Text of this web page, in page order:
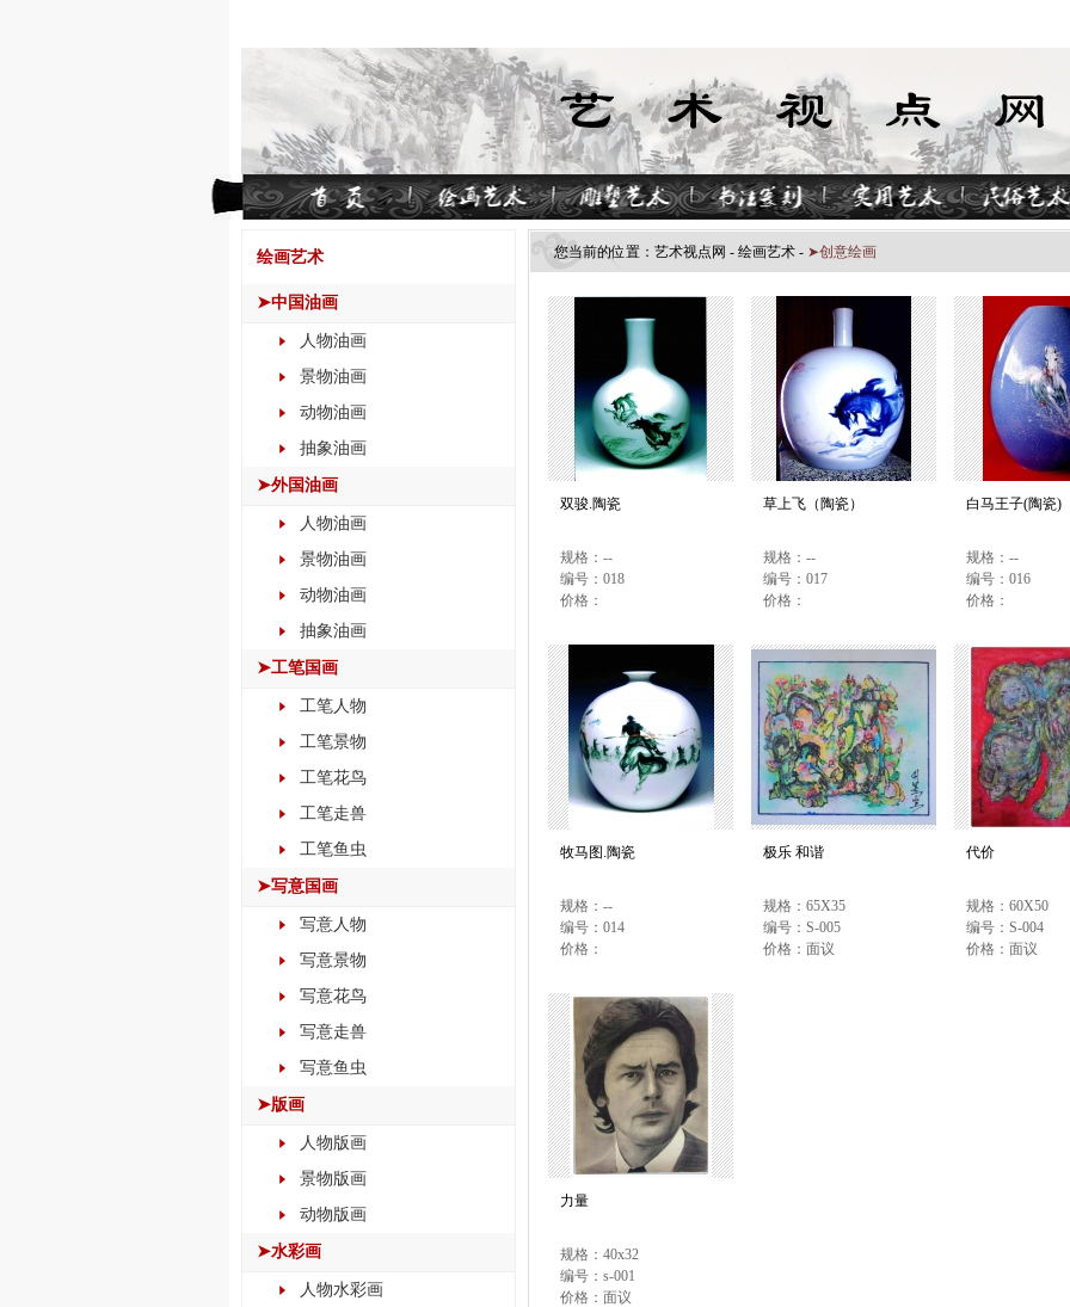
绘画艺术
➤中国油画
人物油画
景物油画
动物油画
抽象油画
➤外国油画
人物油画
景物油画
动物油画
抽象油画
➤工笔国画
工笔人物
工笔景物
工笔花鸟
工笔走兽
工笔鱼虫
➤写意国画
写意人物
写意景物
写意花鸟
写意走兽
写意鱼虫
➤版画
人物版画
景物版画
动物版画
➤水彩画
人物水彩画
您当前的位置： 艺术视点网 - 绘画艺术 - ➤创意绘画
双骏.陶瓷
规格：--
编号：018
价格：
草上飞（陶瓷）
规格：--
编号：017
价格：
白马王子(陶瓷)
规格：--
编号：016
价格：
牧马图.陶瓷
规格：--
编号：014
价格：
极乐 和谐
规格：65X35
编号：S-005
价格：面议
代价
规格：60X50
编号：S-004
价格：面议
力量
规格：40x32
编号：s-001
价格：面议